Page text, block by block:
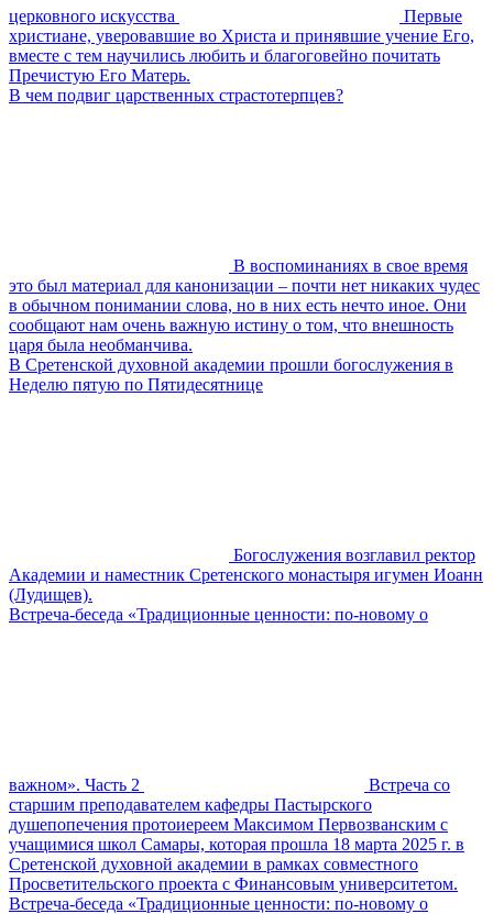
церковного искусства
Первые
христиане, уверовавшие во Христа и принявшие учение Его,
вместе с тем научились любить и благоговейно почитать
Пречистую Его Матерь.
В чем подвиг царственных страстотерпцев?
В воспоминаниях в свое время
это был материал для канонизации – почти нет никаких чудес
в обычном понимании слова, но в них есть нечто иное. Они
сообщают нам очень важную истину о том, что внешность
царя была необманчива.
В Сретенской духовной академии прошли богослужения в
Неделю пятую по Пятидесятнице
Богослужения возглавил ректор
Академии и наместник Сретенского монастыря игумен Иоанн
(Лудищев).
Встреча-беседа «Традиционные ценности: по-новому о
важном». Часть 2
Встреча со
старшим преподавателем кафедры Пастырского
душепопечения протоиереем Максимом Первозванским с
учащимися школ Самары, которая прошла 18 марта 2025 г. в
Сретенской духовной академии в рамках совместного
Просветительского проекта с Финансовым университетом.
Встреча-беседа «Традиционные ценности: по-новому о